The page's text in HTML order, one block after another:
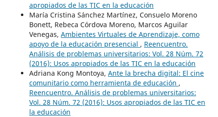
apropiados de las TIC en la educación
María Cristina Sánchez Martínez, Consuelo Moreno
Bonett, Rebeca Córdova Moreno, Marcos Aguilar
Venegas, Ambientes Virtuales de Aprendizaje, como
apoyo de la educación presencial , Reencuentro.
Análisis de problemas universitarios: Vol. 28 Núm. 72
(2016): Usos apropiados de las TIC en la educación
Adriana Kong Montoya, Ante la brecha digital: El cine
comunitario como herramienta de educación ,
Reencuentro. Análisis de problemas universitarios:
Vol. 28 Núm. 72 (2016): Usos apropiados de las TIC en
la educación